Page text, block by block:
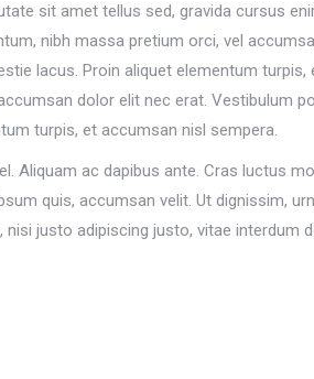
sit amet tellus sed, gravida cursus
nibh massa pretium orci, vel
lacus. Proin aliquet elementum turpis,
dolor elit nec erat. Vestibulum
turpis, et accumsan nisl sempera.
Aliquam ac dapibus ante. Cras luctus
quis, accumsan velit. Ut dignissim,
justo adipiscing justo, vitae interdum